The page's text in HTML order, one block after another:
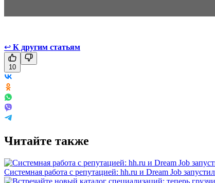
↩ К другим статьям
10
Читайте также
Системная работа с репутацией: hh.ru и Dream Job